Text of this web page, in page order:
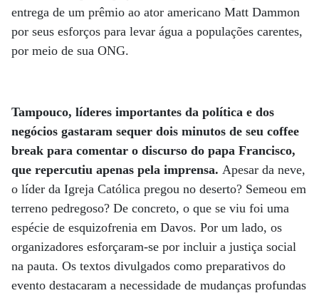
entrega de um prêmio ao ator americano Matt Dammon
por seus esforços para levar água a populações carentes,
por meio de sua ONG.
Tampouco, líderes importantes da política e dos
negócios gastaram sequer dois minutos de seu coffee
break para comentar o discurso do papa Francisco,
que repercutiu apenas pela imprensa. Apesar da neve,
o líder da Igreja Católica pregou no deserto? Semeou em
terreno pedregoso? De concreto, o que se viu foi uma
espécie de esquizofrenia em Davos. Por um lado, os
organizadores esforçaram-se por incluir a justiça social
na pauta. Os textos divulgados como preparativos do
evento destacaram a necessidade de mudanças profundas